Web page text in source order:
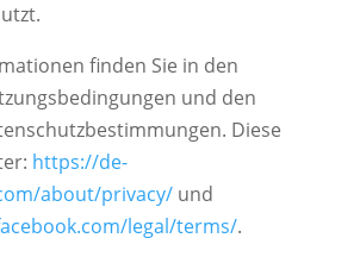
finden Sie in den
und den
Diese
https://de-
about/privacy/und
legal/terms/.